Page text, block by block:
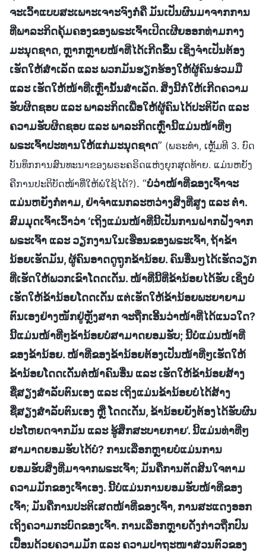
ຈະເວົ້າແບບສະເພາະເຈາະຈົງກໍ່ຄື ມັນເປັນຜົນມາຈາກການ
ທີ່ພາລະກິດຄຸ້ມຄອງຂອງພຣະເຈົ້າເປີດເຜີຍອອກທ່າມກາງ
ມະນຸດຊາດ, ຫຼາກຫຼາຍໜ້າທີ່ໄດ້ເກີດຂຶ້ນ ເຊິ່ງຈຳເປັນຕ້ອງ
ເຮັດໃຫ້ສຳເລັດ ແລະ ພວກມັນຮຽກຮ້ອງໃຫ້ຜູ້ຄົນຮ່ວມມື
ແລະ ເຮັດໃຫ້ໜ້າທີ່ເຫຼົ່ານັ້ນສຳເລັດ. ສິ່ງນີ້ກໍ່ໃຫ້ເກີດຄວາມ
ຮັບຜິດຊອບ ແລະ ພາລະກິດເພື່ອໃຫ້ຜູ້ຄົນໄດ້ປະຕິບັດ ແລະ
ຄວາມຮັບຜິດຊອບ ແລະ ພາລະກິດເຫຼົ່ານີ້ແມ່ນໜ້າທີ່ໆ
ພຣະເຈົ້າປະທານໃຫ້ແກ່ມະນຸດຊາດ” (ພຣະທຳ, ເຫຼັ້ມທີ 3. ບົດ
ບັນທຶກການສົນທະນາຂອງພຣະຄຣິດແຫ່ງຍຸກສຸດທ້າຍ. ແມ່ນຫຍັງ
ຄືການປະຕິບັດໜ້າທີ່ໃຫ້ພໍໃຊ້ໄດ້?). “ບໍ່ວ່າໜ້າທີ່ຂອງເຈົ້າຈະ
ແມ່ນຫຍັງກໍ່ຕາມ, ຢ່າຈຳແນກລະຫວ່າງສິ່ງທີ່ສູງ ແລະ ຕໍ່າ.
ສົມມຸດເຈົ້າເວົ້າວ່າ ‘ເຖິງແມ່ນໜ້າທີ່ນີ້ເປັນການຝາກຝັງຈາກ
ພຣະເຈົ້າ ແລະ ວຽກງານໃນເຮືອນຂອງພຣະເຈົ້າ, ຖ້າຂ້າ
ນ້ອຍເຮັດມັນ, ຜູ້ຄົນອາດດູຖູກຂ້ານ້ອຍ. ຄົນອື່ນໆໄດ້ເຮັດວຽກ
ທີ່ເຮັດໃຫ້ພວກເຂົາໂດດເດັ່ນ. ໜ້າທີ່ນີ້ທີ່ຂ້ານ້ອຍໄດ້ຮັບ ເຊິ່ງບໍ່
ເຮັດໃຫ້ຂ້ານ້ອຍໂດດເດັ່ນ ແຕ່ເຮັດໃຫ້ຂ້ານ້ອຍພະຍາຍາມ
ຕົນເອງຢ່າງໜັກຢູ່ຫຼັງສາກ ຈະຖືກເອີ້ນວ່າໜ້າທີ່ໄດ້ແນວໃດ?
ນີ້ແມ່ນໜ້າທີ່ໆຂ້ານ້ອຍບໍ່ສາມາດຍອມຮັບ; ນີ້ບໍ່ແມ່ນໜ້າທີ່
ຂອງຂ້ານ້ອຍ. ໜ້າທີ່ຂອງຂ້ານ້ອຍຕ້ອງເປັນໜ້າທີ່ໆເຮັດໃຫ້
ຂ້ານ້ອຍໂດດເດັ່ນຕໍ່ໜ້າຄົນອື່ນ ແລະ ເຮັດໃຫ້ຂ້ານ້ອຍສ້າງ
ຊື່ສຽງສຳລັບຕົນເອງ ແລະ ເຖິງແມ່ນຂ້ານ້ອຍບໍ່ໄດ້ສ້າງ
ຊື່ສຽງສຳລັບຕົນເອງ ຫຼື ໂດດເດັ່ນ, ຂ້ານ້ອຍຍັງຕ້ອງໄດ້ຮັບຜົນ
ປະໂຫຍດຈາກມັນ ແລະ ຮູ້ສຶກສະບາຍກາຍ’. ນີ້ແມ່ນທ່າທີ່ໆ
ສາມາດຍອມຮັບໄດ້ບໍ? ການເລືອກຫຼາຍບໍ່ແມ່ນການ
ຍອມຮັບສິ່ງທີ່ມາຈາກພຣະເຈົ້າ; ມັນຄືການຕັດສິນໃຈຕາມ
ຄວາມມັກຂອງເຈົ້າເອງ. ນີ້ບໍ່ແມ່ນການຍອມຮັບໜ້າທີ່ຂອງ
ເຈົ້າ; ມັນຄືການປະຕິເສດໜ້າທີ່ຂອງເຈົ້າ, ການສະແດງອອກ
ເຖິງຄວາມກະບົດຂອງເຈົ້າ. ການເລືອກຫຼາຍດັ່ງກ່າວຖືກປົນ
ເປື້ອນດ້ວຍຄວາມມັກ ແລະ ຄວາມປາຖະໜາສ່ວນຕົວຂອງ